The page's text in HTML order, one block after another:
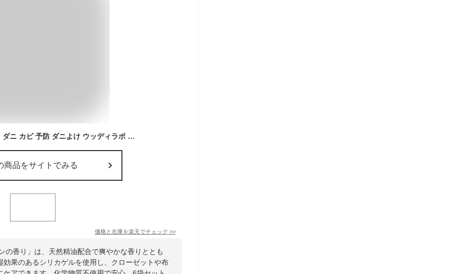
【35%OFF】【公式】ダニ カビ 予防 ダニよけ ウッディラボ ダニよけシリカ アクアグリーンの香り 6袋 天然精油 消臭 除湿 シリカゲル 防カビ 置き型 クローゼット 布団 衣類 収納 引き出し 除湿
商品をサイトでみる
価格と在庫を楽天でチェック >>
の香り」は、天然精油配合で爽やかな香りととも
果のあるシリカゲルを使用し、クローゼットや布